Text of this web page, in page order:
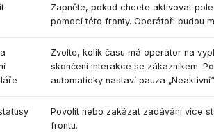
Zapněte, pokud chcete aktivovat
pomocí této fronty. Operátoři budou
Zvolte, kolik času má operátor na
skončení interakce se zákazníkem.
automaticky nastaví pauza
Povolit nebo zakázat zadávání více
frontu.